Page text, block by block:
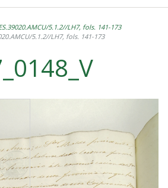
5.1.2//LH7, fols. 141-173
5.1.2//LH7, fols. 141-173